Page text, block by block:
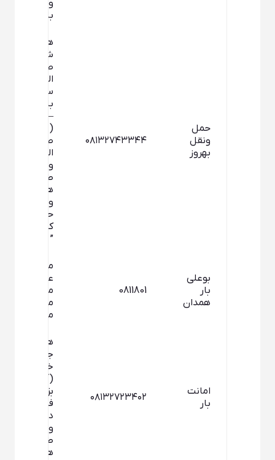
وانت آسان
بار”
حمل
ونقل
بهروز
۰۸۱۳۲۷۴۳۳۴۴
همدان –
شهرک
صنعتی
الوند،گاراژ
سوگند –
بلوار بهشت
– بلوار
(شهرک
صنعتی
الوند) – پلاک
طبقه
همکف –
واحد دفتر
حمل و نقل
کالای شهری
” بهروز بار”
بوعلی
بار
همدان
0811801
میدان
عاشورا داخل
میدان بار
مهدیه جنب
مسجدالنبی
امانت
بار
۰۸۱۳۲۷۲۳۴۰۲
همدان –
جاده ملایر –
خیابان
(آزادشهر) –
بزرگراه خلیج
فارس –
داخل گاراژ
ولیعصر –
طبقه
همکف